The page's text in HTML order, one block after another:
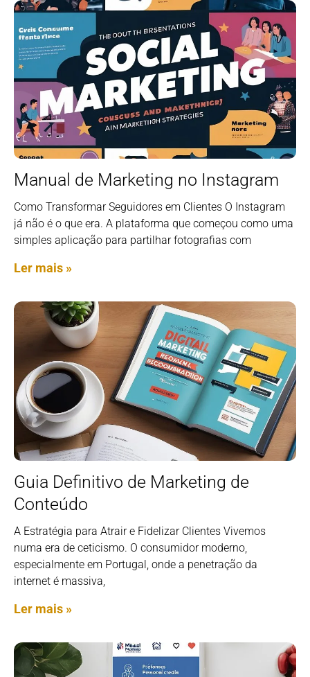
Manual de Marketing no Instagram
Como Transformar Seguidores em Clientes O Instagram
já não é o que era. A plataforma que começou como uma
simples aplicação para partilhar fotografias com
Ler mais »
Guia Definitivo de Marketing de
Conteúdo
A Estratégia para Atrair e Fidelizar Clientes Vivemos
numa era de ceticismo. O consumidor moderno,
especialmente em Portugal, onde a penetração da
internet é massiva,
Ler mais »